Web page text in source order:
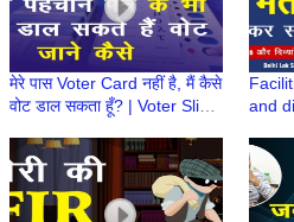
मेरे पास Voter Card नहीं है, मैं कैसे
वोट डाल सकता हूँ? | Voter Slip |
and
मतदान